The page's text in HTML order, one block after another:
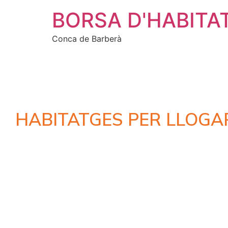
BORSA
Conca de Barberà
HABITATGES PER